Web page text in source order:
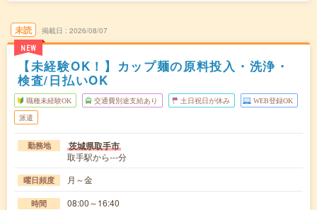
未読
NEW
掲載日 2026/08/07
【未経験OK！】カップ麺の原料投入・洗浄・
検査/日払いOK
職種未経験OK 交通費別途支給あり 土日祝日が休み WEB登録OK
派遣
勤務地 茨城県取手市
取手駅から---分
曜日頻度 月～金
時間 08:00～16:40